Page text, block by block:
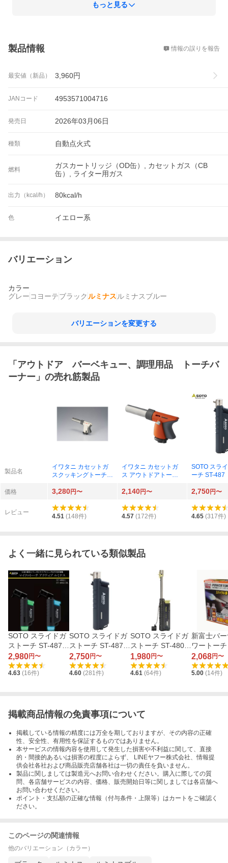
もっと見る
製品情報 情報の誤りを報告
最安値（新品） 3,960円
JANコード 4953571004716
発売日 2026年03月06日
種類 自動点火式
燃料
ガスカートリッジ（OD缶）, カセットガス（CB
缶）, ライター用ガス
出力（kcal/h） 80kcal/h
色 イエロー系
バリエーション
カラー
グレー コヨーテブラック ルミナス ルミナスブルー
バリエーションを変更する
「 アウトドア バーベキュー、調理用品 トーチバ
ーナー 」の売れ筋製品
製品名
イワタニ カセットガ
スクッキングトーチバ
-TC-CKWH
イワタニ カセットガ
ス アウトドアトーチ
ORP
SOTO スラ
ーチ ST-487
価格
3,280円〜 2,140円〜 2,750円〜
レビュー
4.51 (148件) 4.57 (172件) 4.65 (317件)
よく一緒に見られている類似製品
SOTO スライドガ
ストーチ ST-487L
UBL（ルミナスブ
ルー）
2,980円〜
4.63 (16件)
SOTO スライドガ
ストーチ ST-487
（ブラック）
2,750円〜
4.60 (281 件)
SOTO スライドガ
ストーチ ST-480C
2SB（スケルトン
ブラック）
1,980円〜
4.61 (64件)
新富士バ
ワートー
0BP4（パ
2本付セッ
2,068円〜
5.00 (14件)
掲載商品情報の免責事項について
掲載している情報の精度には万全を期しておりますが、その内容の正確
性、安全性、有用性を保証するものではありません。
本サービスの情報内容を使用して発生した損害や不利益に関して、直接
的・間接的あるいは損害の程度によらず、 LINEヤフー株式会社、情報提
供会社各社および商品販売店舗各社は一切の責任を負いません。
製品に関しましては製造元へお問い合わせください。購入に際しての質
問、各店舗サービスの内容、価格、販売開始日等に関しましては各店舗へ
お問い合わせください。
ポイント・支払額の正確な情報（付与条件・上限等）はカートをご確認く
ださい。
このページの関連情報
他のバリエーション（カラー）